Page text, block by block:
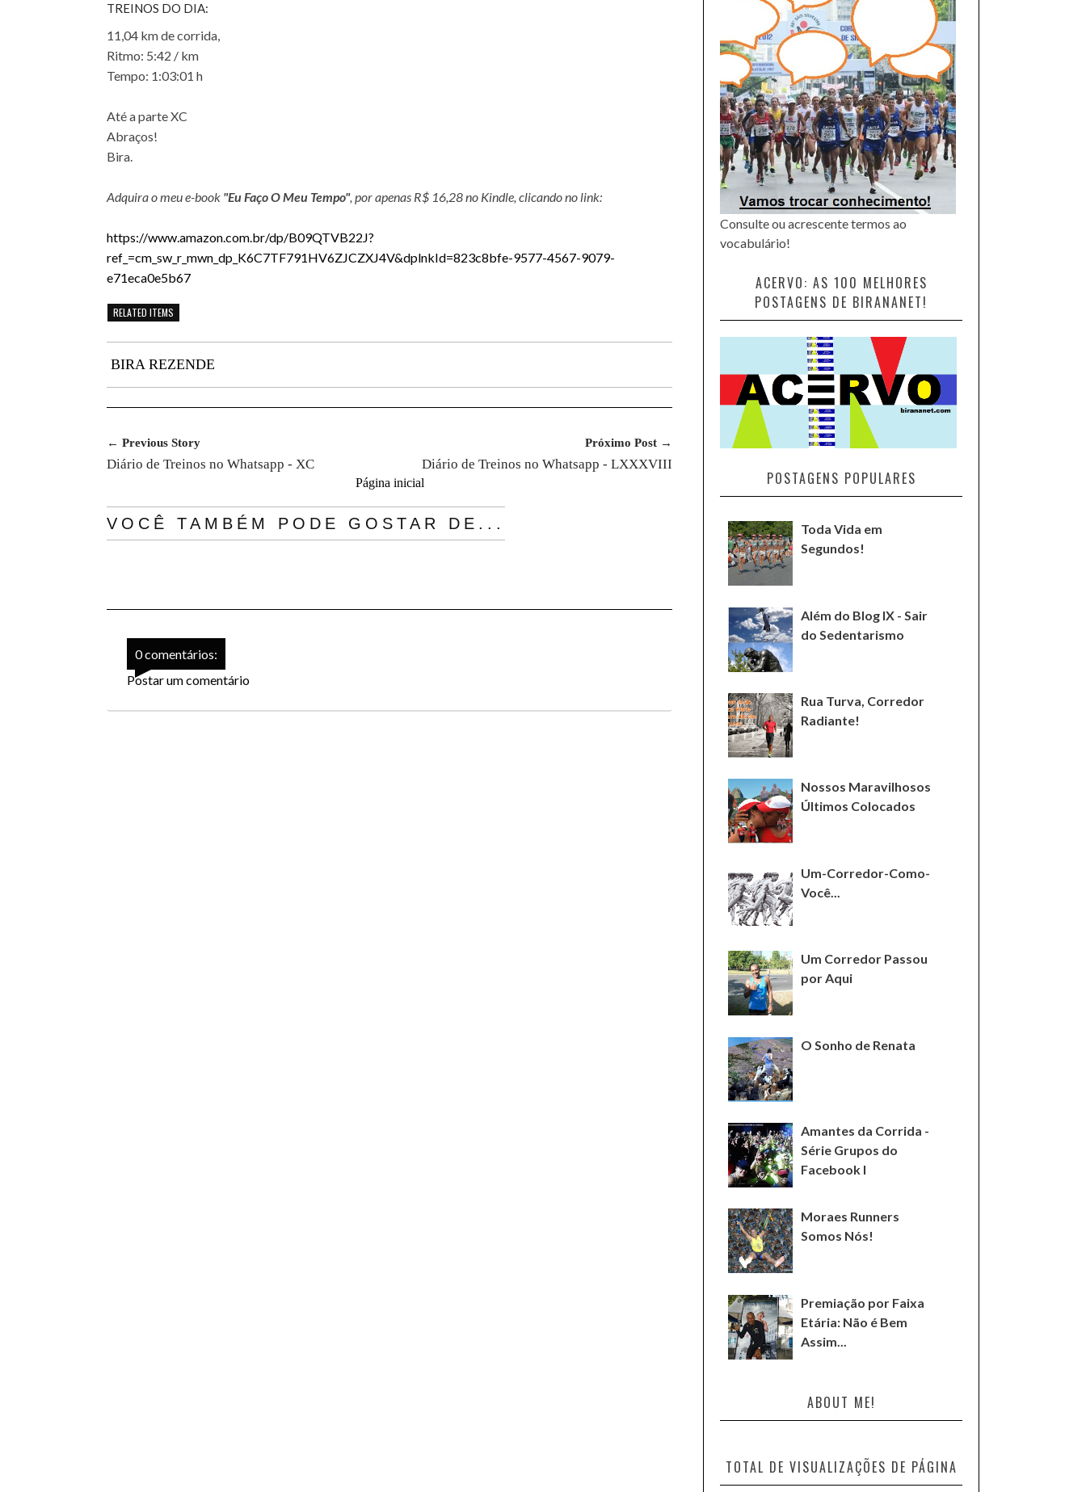
TREINOS DO DIA:
11,04 km de corrida,
Ritmo: 5:42 / km
Tempo: 1:03:01 h
Até a parte XC
Abraços!
Bira.
Adquira o meu e-book "Eu Faço O Meu Tempo", por apenas R$ 16,28 no Kindle, clicando no link:
https://www.amazon.com.br/dp/B09QTVB22J?
ref_=cm_sw_r_mwn_dp_K6C7TF791HV6ZJCZXJ4V&dplnkId=823c8bfe-9577-4567-9079-
e71eca0e5b67
RELATED ITEMS
BIRA REZENDE
← Previous Story
Diário de Treinos no Whatsapp - XC
Próximo Post →
Diário de Treinos no Whatsapp - LXXXVIII
Página inicial
VOCÊ TAMBÉM PODE GOSTAR DE...
0 comentários:
Postar um comentário
Consulte ou acrescente termos ao
vocabulário!
ACERVO: AS 100 MELHORES
POSTAGENS DE BIRANANET!
POSTAGENS POPULARES
Toda Vida em
Segundos!
Além do Blog IX - Sair
do Sedentarismo
Rua Turva, Corredor
Radiante!
Nossos Maravilhosos
Últimos Colocados
Um-Corredor-Como-
Você...
Um Corredor Passou
por Aqui
O Sonho de Renata
Amantes da Corrida -
Série Grupos do
Facebook I
Moraes Runners
Somos Nós!
Premiação por Faixa
Etária: Não é Bem
Assim...
ABOUT ME!
TOTAL DE VISUALIZAÇÕES DE PÁGINA